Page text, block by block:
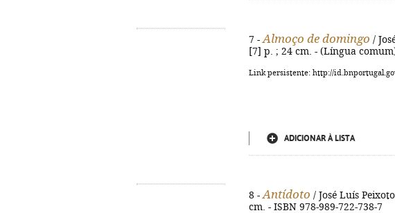
7 - Almoço de domingo /
[7] p. ; 24 cm. - (Língua
Link persistente: http://
ADICIONAR À LISTA
8 - Antídoto / José Luís
cm. - ISBN 978-989-722-738-7